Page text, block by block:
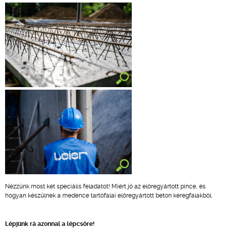
Nézzünk most két speciális feladatot! Miért jó az előregyártott pince, és
hogyan készülnek a medence tartófalai előregyártott beton kéregfalakból.
Lépjünk rá azonnal a lépcsőre!